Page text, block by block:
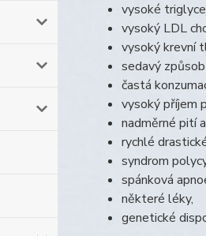
vysoké
vysoký LDL
vysoký krevní
sedavý
častá
vysoký příjem
nadměrné pití
rychlé
syndrom
spánková
některé léky,
genetické